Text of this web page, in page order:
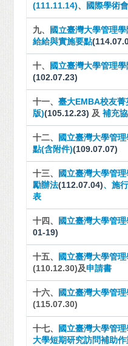
(111.11.14)、 國際學術
九、 國立臺灣大學管理
給給與實施要點
十、 國立臺灣大學管理
(102.07.23)
十一、臺大EMBA校友
版)(105.12.23) 及補充
十二、 國立臺灣大學管
點(含附件)(109.07.07)
十三、 國立臺灣大學管
勵辦法(112.07.04)、施
表
十四、 國立臺灣大學管
01-19)
十五、 國立臺灣大學管
(110.12.30)及申請書
十六、 國立臺灣大學管
(115.07.30)
十七、 國立臺灣大學管
大學短期研究訪問補助